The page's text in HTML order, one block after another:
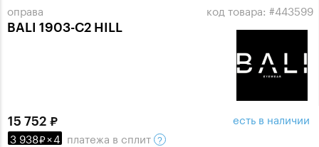
оправа
BALI 1903-C2 HILL
код товара: #443599
15 752
3 938 ×4 платежа в сплит
есть в наличии